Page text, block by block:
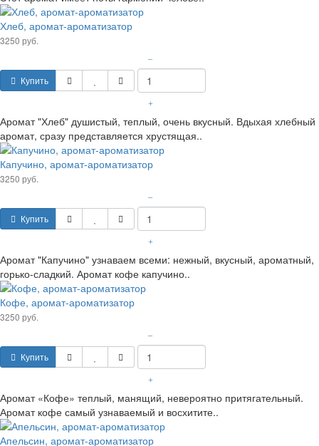
Хлеб, аромат-ароматизатор
3250 руб.
Купить
–
+
Аромат "Хлеб" душистый, теплый, очень вкусный. Вдыхая хлебный
аромат, сразу представляется хрустящая..
Капучино, аромат-ароматизатор
3250 руб.
Купить
–
+
Аромат "Капучино" узнаваем всеми: нежный, вкусный, ароматный,
горько-сладкий. Аромат кофе капучино..
Кофе, аромат-ароматизатор
3250 руб.
Купить
–
+
Аромат «Кофе» теплый, манящий, невероятно притягательный.
Аромат кофе самый узнаваемый и восхитите..
Апельсин, аромат-ароматизатор